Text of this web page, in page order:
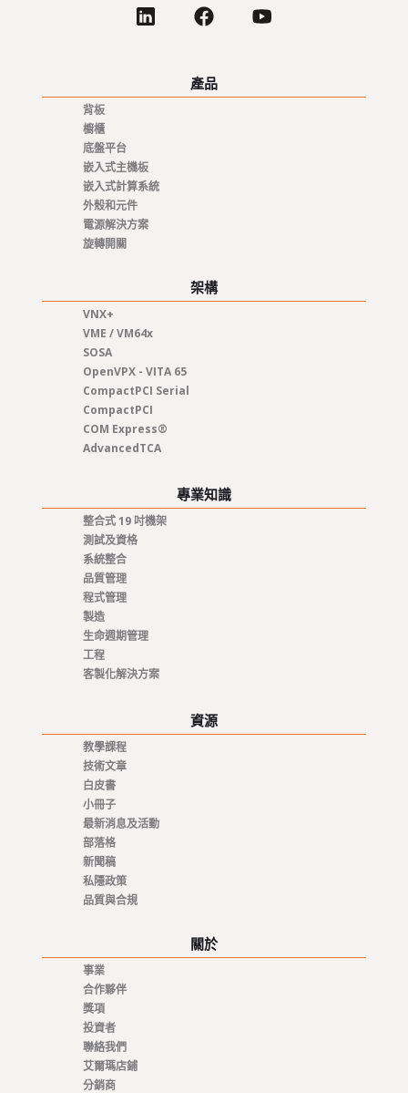
產品
背板
櫥櫃
底盤平台
嵌入式主機板
嵌入式計算系統
外殼和元件
電源解決方案
旋轉開關
架構
VNX+
VME / VM64x
SOSA
OpenVPX - VITA 65
CompactPCI Serial
CompactPCI
COM Express®
AdvancedTCA
專業知識
整合式 19 吋機架
測試及資格
系統整合
品質管理
程式管理
製造
生命週期管理
工程
客製化解決方案
資源
教學課程
技術文章
白皮書
小冊子
最新消息及活動
部落格
新聞稿
私隱政策
品質與合規
關於
事業
合作夥伴
獎項
投資者
聯絡我們
艾爾瑪店鋪
分銷商